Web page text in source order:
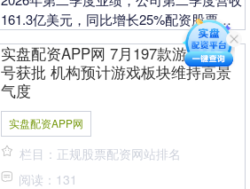
161.3亿美元，同比增长25%配资股票软
件开发，较分析师预期(144.3亿美元)....
实盘配资APP网 7月197款游戏版
号获批 机构预计游戏板块维持高景
气度
实盘配资APP网
栏目：正规股票配资网站排名
阅读：131